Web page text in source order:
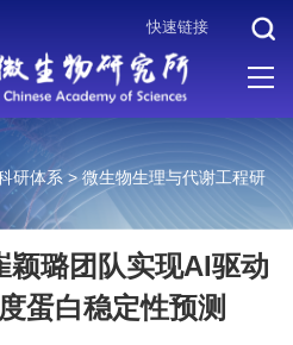
快速链接
研体系>微生物生理与代谢工程研
颖璐团队实现AI驱动
蛋白稳定性预测